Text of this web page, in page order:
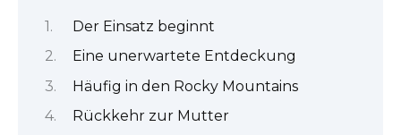
Der Einsatz beginnt
Eine unerwartete Entdeckung
Häufig in den Rocky Mountains
Rückkehr zur Mutter